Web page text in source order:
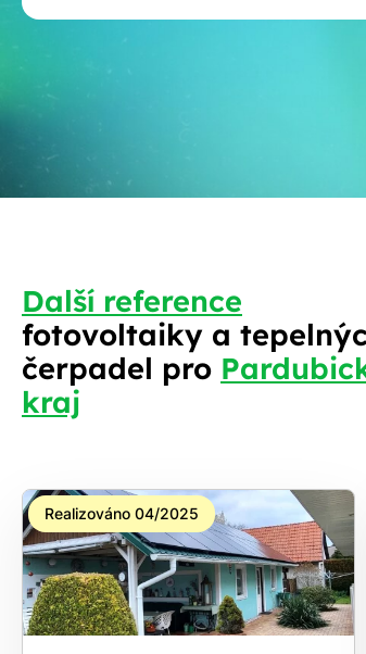
Další reference
fotovoltaiky a
čerpadel pro
kraj
Realizováno 04/2025